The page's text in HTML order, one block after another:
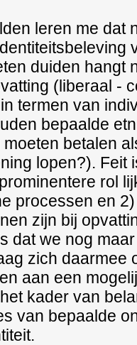
leren me dat
duiden hangt
(liberaal -
termen van
bepaalde
betalen
lopen?). Feit
rol
processen en
zijn bij
dat we nog
zich daarmee
aan een
kader van
van bepaalde